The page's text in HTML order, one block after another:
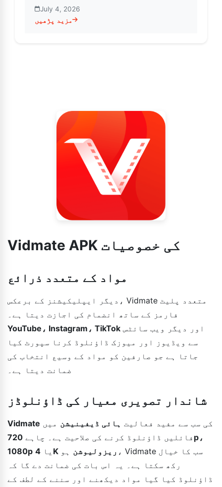
July 4, 2026
مزید پڑھیں
Vidmate APK کی خصوصیات
مواد کے متعدد ذرائع
دیگر ایپلیکیشنز کے برعکس، Vidmate متعدد پلیٹ
فارمز کے ساتھ انضمام کی اجازت دیتا ہے۔
YouTube، Instagram، TikTok
سے ویڈیوز اور میوزک ڈاؤنلوڈ کرنا سپورٹ کیا
جاتا ہے جو صارفین کو مواد کے وسیع انتخاب کی
ضمانت دیتا ہے۔
شاندار تصویری معیار کی ڈاؤنلوڈز
Vidmate کی سب سے مفید فعالیت ہائی ڈیفینیشن میں
فائلیں ڈاؤنلوڈ کرنے کی صلاحیت ہے۔ چاہے 720p،
1080p
یا 4K ریزولیوشن ہو، Vidmate سب کا خیال
رکھ سکتا ہے۔ یہ اس بات کی ضمانت دے گا کہ
ڈاؤنلوڈ کیا گیا مواد دیکھنے اور سننے کے لطف کے